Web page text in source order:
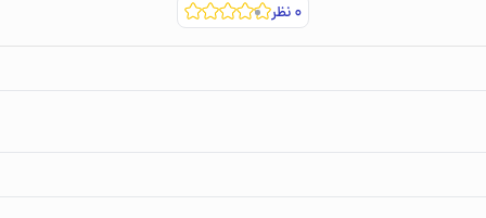
۰نظر